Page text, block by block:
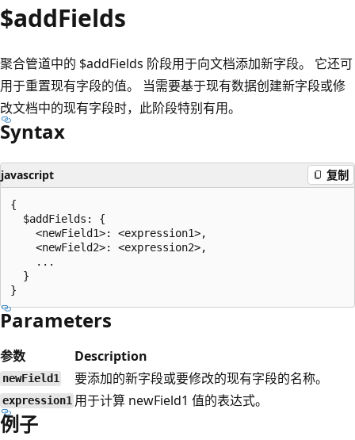
$addFields
聚合管道中的 $addFields 阶段用于向文档添加新字段。 它还可
用于重置现有字段的值。 当需要基于现有数据创建新字段或修
改文档中的现有字段时，此阶段特别有用。
Syntax
javascript 复制
{
  $addFields: {
    <newField1>: <expression1>,
    <newField2>: <expression2>,
    ...
  }
Parameters
参数 Description
newField1 要添加的新字段或要修改的现有字段的名称。
expression1 用于计算 newField1 值的表达式。
例子